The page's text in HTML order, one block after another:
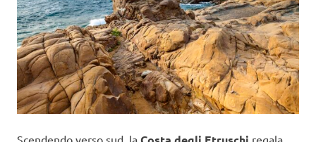
Scendendo verso sud, la
regala